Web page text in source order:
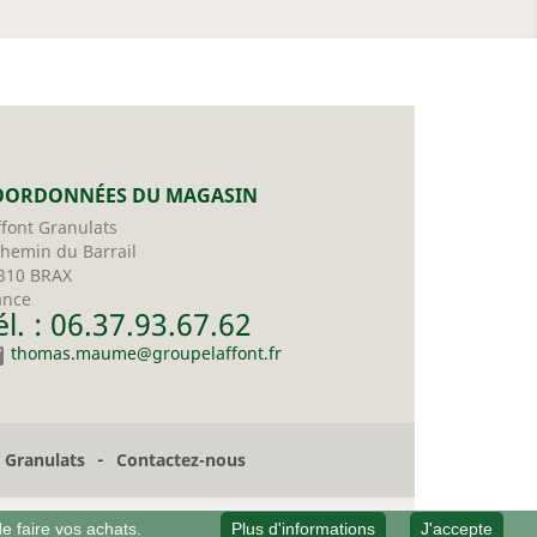
DU MAGASIN
Granulats
du Barrail
BRAX
: 06.37.93.67.62
thomas.maume@groupelaffont.fr
- Contactez-nous
faire vos achats. Plus d'informations J'accepte